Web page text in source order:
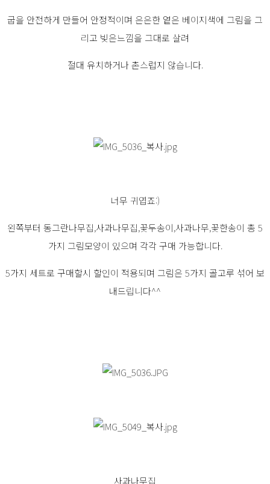
굽을 안전하게 만들어 안정적이며 은은한 옅은 베이지색에 그림을 그
리고 빚은느낌을 그대로 살려
절대 유치하거나 촌스럽지 않습니다.
너무 귀엽죠:)
왼쪽부터 동그란나무집,사과나무집,꽃두송이,사과나무,꽃한송이 총 5
가지 그림모양이 있으며 각각 구매 가능합니다.
5가지 세트로 구매할시 할인이 적용되며 그림은 5가지 골고루 섞어 보
내드립니다^^
사과나무집